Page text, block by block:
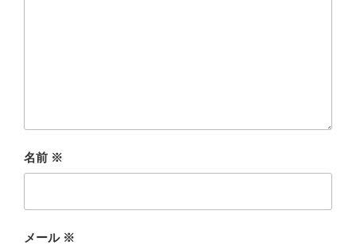
名前 ※
メール ※